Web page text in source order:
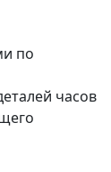
по
часов